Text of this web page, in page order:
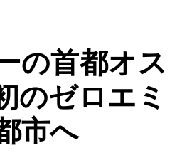
の首都オス
のゼロエミ
市へ